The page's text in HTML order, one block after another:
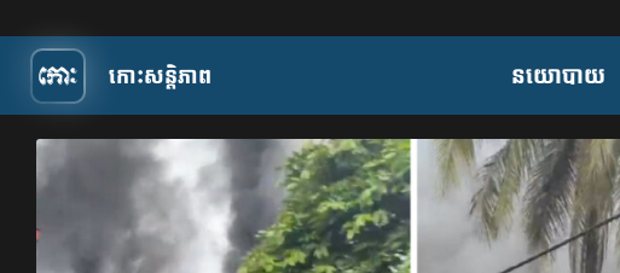
កោះសន្តិភាព ​នយោបាយ